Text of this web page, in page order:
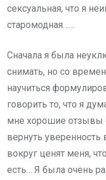
сексуальная, что я
старомодная……
Сначала я была
снимать, но со
научиться
говорить то, что я
мне хорошие отзывы
вернуть уверенность
вокруг ценят меня,
есть… Я была очень